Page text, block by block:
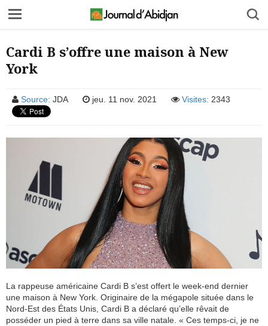
Cardi B s’offre une maison à New
York
Source: JDA jeu. 11 nov. 2021 Visites: 2343
La rappeuse américaine Cardi B s’est offert le week-end dernier
une maison à New York. Originaire de la mégapole située dans le
Nord-Est des États Unis, Cardi B a déclaré qu’elle rêvait de
posséder un pied à terre dans sa ville natale. « Ces temps-ci, je ne